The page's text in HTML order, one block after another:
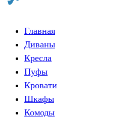
Главная
Диваны
Кресла
Пуфы
Кровати
Шкафы
Комоды